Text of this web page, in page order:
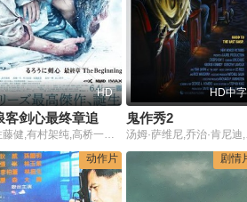
HD
佐藤健,有村架纯,高桥一生,北村一辉,江口洋介,村上虹郎,安藤政信,大西信满,池内万作,藤本隆宏,和田聪宏,中村达也,荒木飞羽,洼田正孝,平野生成,堀田真由,一之濑亘,石田法嗣,成田瑛基,奥野瑛太,渡边真起子
HD中字
鬼作秀2
汤姆·
动作片 剧情